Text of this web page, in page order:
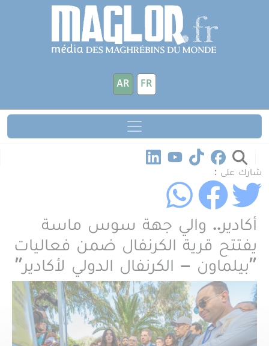
تجاوز إلى المحتوى الرئيسي
FR
AR
شارك على :
أكادير.. والي جهة سوس ماسة
يفتتح قرية الكرنفال ضمن فعاليات
"بيلماون – الكرنفال الدولي لأكادير"
لوحة إدارة ملفات تعريف الارتباط